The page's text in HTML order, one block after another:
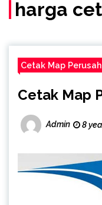
harga
Cetak Map
Cetak Map
Admin 8